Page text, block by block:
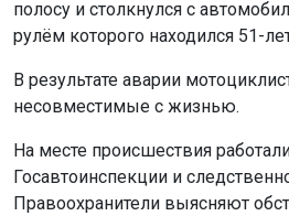
полосу и столкнулся с
рулём которого находился 51-
В результате аварии
несовместимые с жизнью.
На месте происшествия
Госавтоинспекции и
Правоохранители выясняют